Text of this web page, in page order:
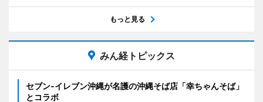
もっと見る
みん経トピックス
セブン‐イレブン沖縄が名護の沖縄そば店「幸ちゃんそば」
とコラボ